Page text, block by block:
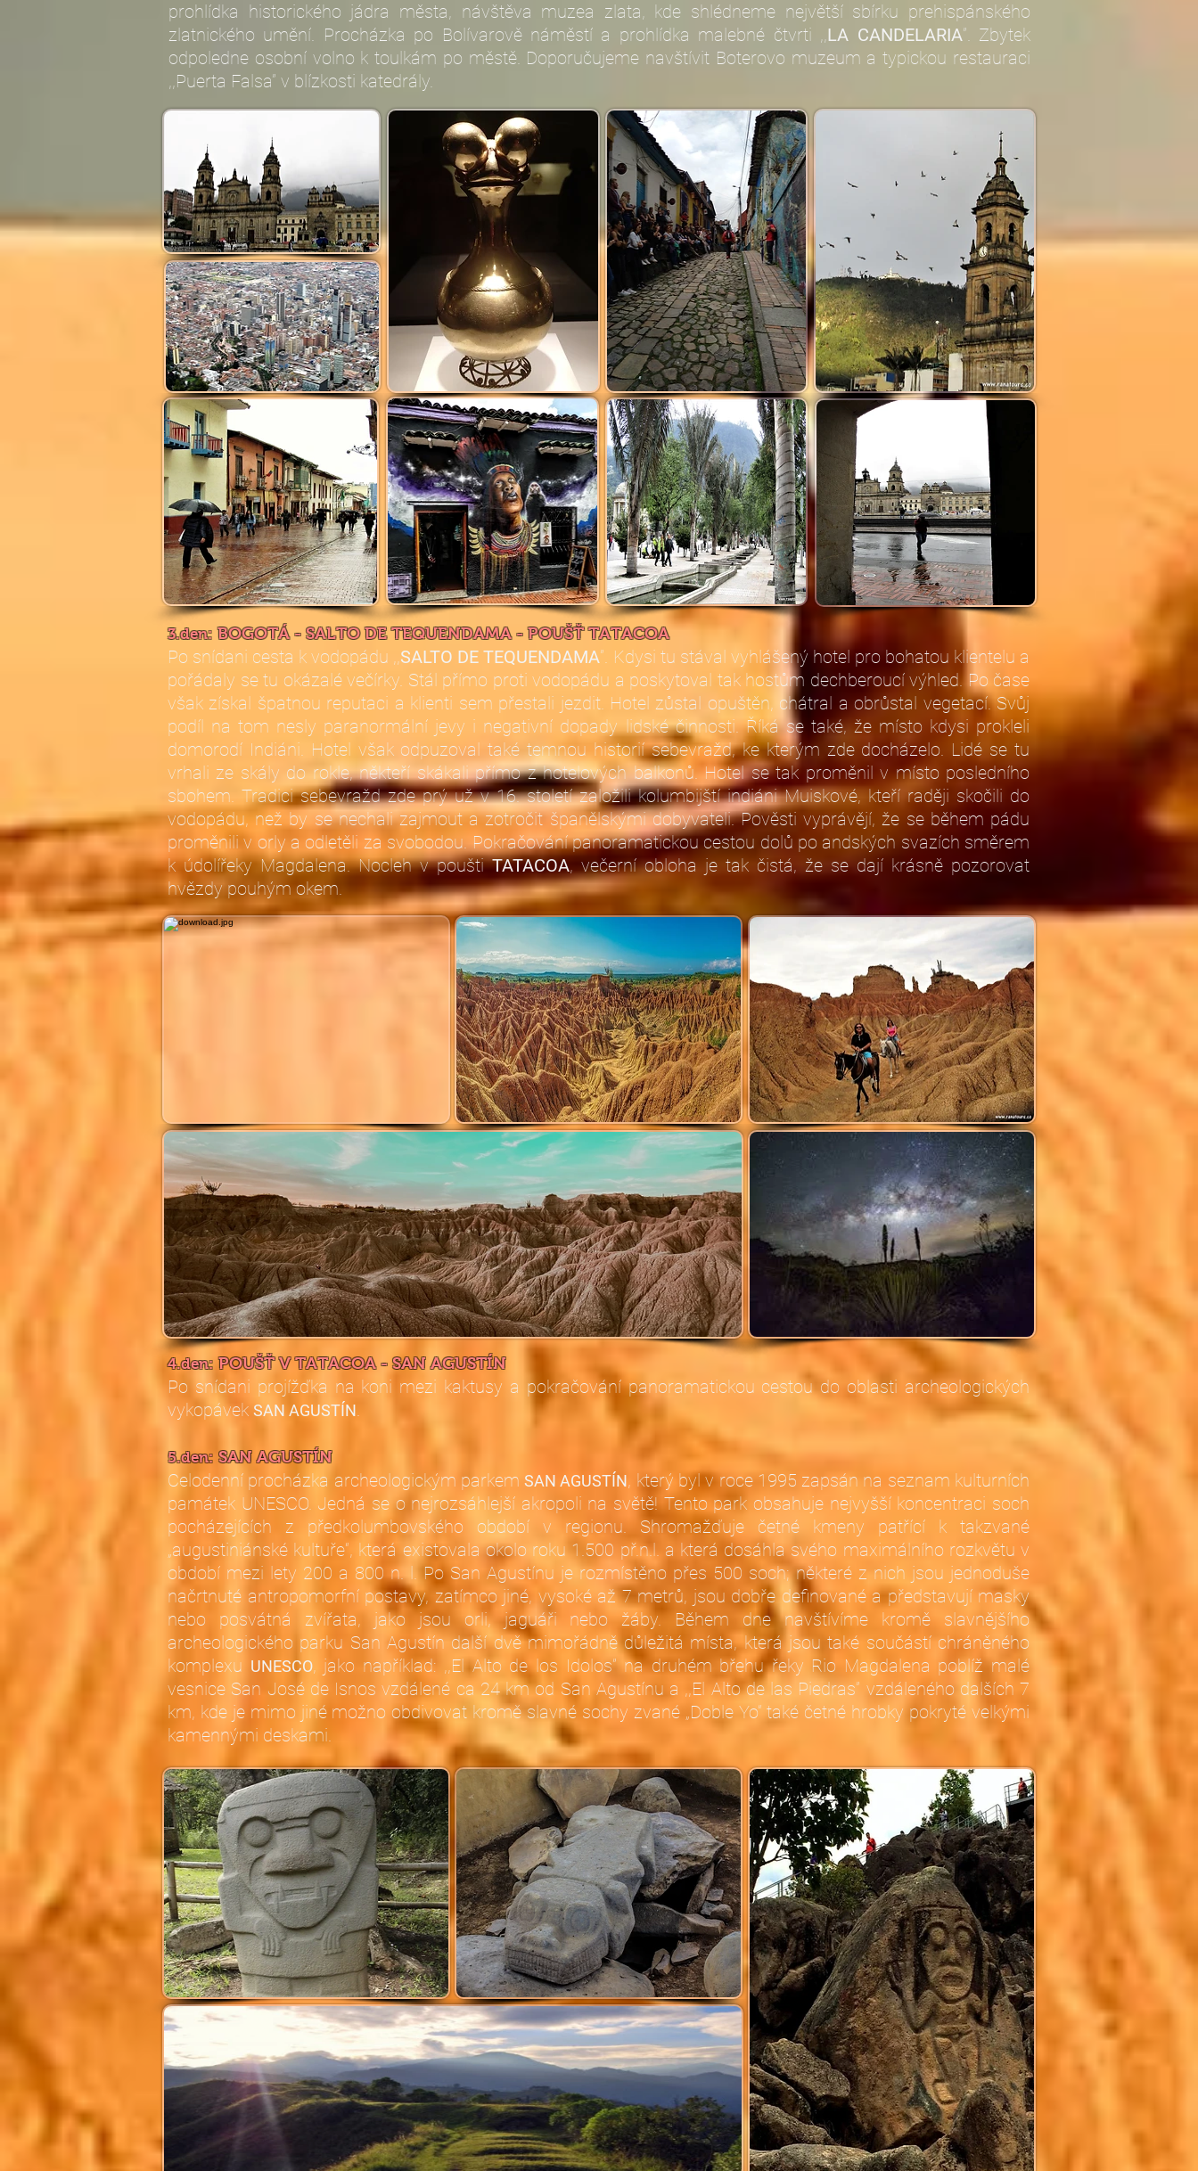
prohlídka historického jádra města, návštěva muzea zlata, kde shlédneme největší sbírku prehispánského
zlatnického umění. Procházka po Bolívarově náměstí a prohlídka malebné čtvrti ,,LA CANDELARIA”. Zbytek
odpoledne osobní volno k toulkám po městě. Doporučujeme navštívit Boterovo muzeum a typickou restauraci
,,Puerta Falsa” v blízkosti katedrály.
3.den: BOGOTÁ - SALTO DE TEQUENDAMA - POUŠŤ TATACOA
Po snídani cesta k vodopádu ,,SALTO DE TEQUENDAMA”. Kdysi tu stával vyhlášený hotel pro bohatou klientelu a
pořádaly se tu okázalé večírky. Stál přímo proti vodopádu a poskytoval tak hostům dechberoucí výhled. Po čase
však získal špatnou reputaci a klienti sem přestali jezdit. Hotel zůstal opuštěn, chátral a obrůstal vegetací. Svůj
podíl na tom nesly paranormální jevy i negativní dopady lidské činnosti. Říká se také, že místo kdysi prokleli
domorodí Indiáni. Hotel však odpuzoval také temnou historií sebevražd, ke kterým zde docházelo. Lidé se tu
vrhali ze skály do rokle, někteří skákali přímo z hotelových balkonů. Hotel se tak proměnil v místo posledního
sbohem. Tradici sebevražd zde prý už v 16. století založili kolumbijští indiáni Muiskové, kteří raději skočili do
vodopádu, než by se nechali zajmout a zotročit španělskými dobyvateli. Pověsti vyprávějí, že se během pádu
proměnili v orly a odletěli za svobodou. Pokračování panoramatickou cestou dolů po andských svazích směrem
k údolířeky Magdalena. Nocleh v pouštiTATACOA, večerní obloha je tak čistá, že se dají krásně pozorovat
hvězdy pouhým okem.
4.den: POUŠŤ V TATACOA - SAN AGUSTÍN
Po snídani projížďka na koni mezi kaktusy a pokračování panoramatickou cestou do oblasti archeologických
vykopávek SAN AGUSTÍN.
5.den: SAN AGUSTÍN
Celodenní procházka archeologickým parkemSAN AGUSTÍN, který byl v roce 1995 zapsán na seznam kulturních
památek UNESCO. Jedná se o nejrozsáhlejší akropoli na světě! Tento park obsahuje nejvyšší koncentraci soch
pocházejících z předkolumbovského období v regionu. Shromažďuje četné kmeny patřící k takzvané
„augustiniánské kultuře“, která existovala okolo roku 1.500 př.n.l. a která dosáhla svého maximálního rozkvětu v
období mezi lety 200 a 800 n. l. Po San Agustínu je rozmístěno přes 500 soch; některé z nich jsou jednoduše
načrtnuté antropomorfní postavy, zatímco jiné, vysoké až 7 metrů, jsou dobře definované a představují masky
nebo posvátná zvířata, jako jsou orli, jaguáři nebo žáby. Během dne navštívíme kromě slavnějšího
archeologického parku San Agustín další dvě mimořádně důležitá místa, která jsou také součástí chráněného
komplexu UNESCO, jako například: ,,El Alto de los Idolos” na druhém břehu řeky Rio Magdalena poblíž malé
vesnice San José de Isnos vzdálené ca 24 km od San Agustínu a ,,El Alto de las Piedras” vzdáleného dalších 7
km, kde je mimo jiné možno obdivovat kromě slavné sochy zvané „Doble Yo“ také četné hrobky pokryté velkými
kamennými deskami.